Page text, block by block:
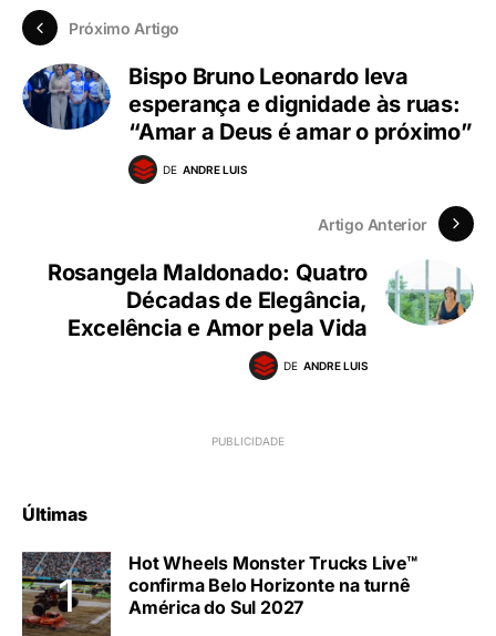
Próximo Artigo
Bispo Bruno Leonardo leva
esperança e dignidade às ruas:
“Amar a Deus é amar o próximo”
DE ANDRE LUIS
Artigo Anterior
Rosangela Maldonado: Quatro
Décadas de Elegância,
Excelência e Amor pela Vida
DE ANDRE LUIS
Últimas
Hot Wheels Monster Trucks Live™
confirma Belo Horizonte na turnê
América do Sul 2027